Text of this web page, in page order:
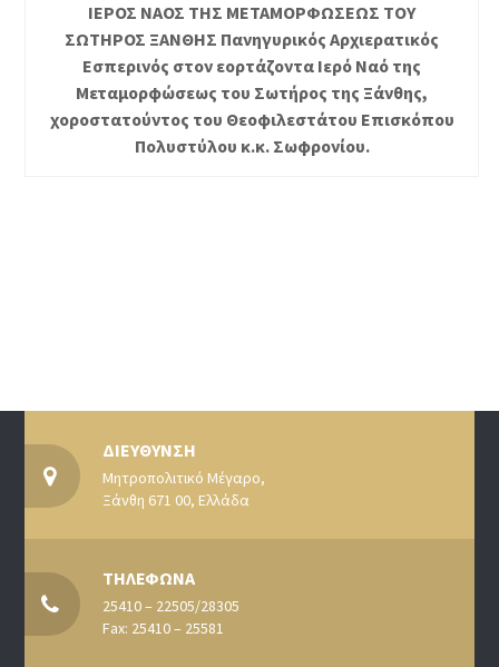
ΙΕΡΟΣ ΝΑΟΣ ΤΗΣ ΜΕΤΑΜΟΡΦΩΣΕΩΣ ΤΟΥ
ΣΩΤΗΡΟΣ ΞΑΝΘΗΣ Πανηγυρικός Αρχιερατικός
Εσπερινός στον εορτάζοντα Ιερό Ναό της
Μεταμορφώσεως του Σωτήρος της Ξάνθης,
χοροστατούντος του Θεοφιλεστάτου Επισκόπου
Πολυστύλου κ.κ. Σωφρονίου.
ΔΙΕΥΘΥΝΣΗ
Μητροπολιτικό Μέγαρο,
Ξάνθη 671 00, Ελλάδα
ΤΗΛΕΦΩΝΑ
25410 – 22505/28305
Fax: 25410 – 25581